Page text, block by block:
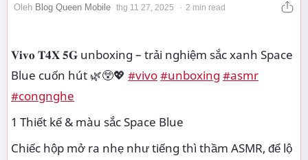
2 min read
𝐕𝐢𝐯𝐨 𝐓𝟒𝐗 𝟓𝐆 unboxing – trải nghiệm sắc xanh Space
Blue cuốn hút 🌿😲💖 #vivo#unboxing #asmr
#congnghe
1 Thiết kế & màu sắc Space Blue
Chiếc hộp mở ra nhẹ như tiếng thì thầm ASMR, để lộ